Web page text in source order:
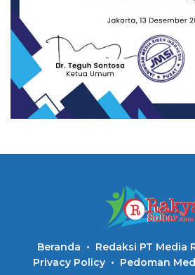
Beranda
Redaksi PT Media
Privacy Policy
Pedoman